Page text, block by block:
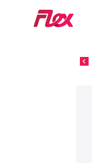
Startseite